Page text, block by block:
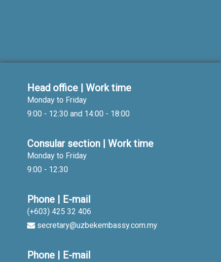
Head office | Work time
Monday to Friday
9:00 - 12:30 and 14:00 - 18:00
Consular section | Work time
Monday to Friday
9:00 - 12:30
Phone | E-mail
(+603) 425 32 406
secretary@uzbekembassy.com.my
Phone | E-mail